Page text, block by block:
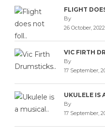
FLIGHT
By
26 October, 2022
VIC FIRTH
By
17 September,
UKULELE IS
By
17 September,